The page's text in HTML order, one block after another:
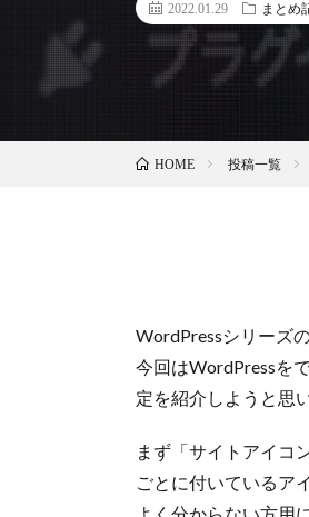
2022.01.29 まとめ
HOME 投稿一覧
WordPressシリーズ
今回はWordPressを
定を紹介しようと思
まず「サイトアイコ
ごとに付いているア